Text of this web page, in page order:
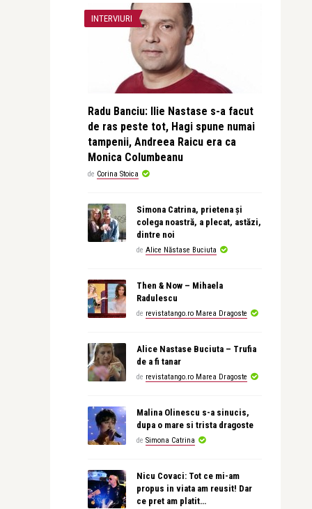
INTERVIURI
Radu Banciu: Ilie Nastase s-a facut
de ras peste tot, Hagi spune numai
tampenii, Andreea Raicu era ca
Monica Columbeanu
de Corina Stoica
Simona Catrina, prietena și
colega noastră, a plecat, astăzi,
dintre noi
de Alice Năstase Buciuta
Then & Now – Mihaela
Radulescu
de revistatango.ro Marea Dragoste
Alice Nastase Buciuta – Trufia
de a fi tanar
de revistatango.ro Marea Dragoste
Malina Olinescu s-a sinucis,
dupa o mare si trista dragoste
de Simona Catrina
Nicu Covaci: Tot ce mi-am
propus in viata am reusit! Dar
ce pret am platit…